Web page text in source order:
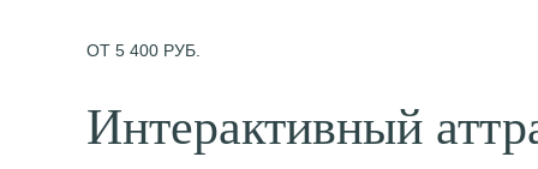
ОТ 5 400 РУБ.
Интерактивный